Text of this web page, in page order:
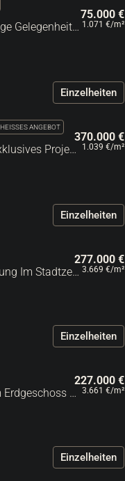
Grožnjan Und Umgebung | Einmalige Gelegenheit | Alte, Historische Ölmühle Mit Freiem Blick
75.000 €
1.071 €/m²
Einzelheiten
HEISSES ANGEBOT
Umag | Investitionsmöglichkeit | Exklusives Projekt Mit 4 Luxuriösen Wohneinheiten
370.000 €
1.039 €/m²
Einzelheiten
Umag | Komplett Renovierte Wohnung Im Stadtzentrum
277.000 €
3.669 €/m²
Einzelheiten
Umag | Voll Möblierte Wohnung Im Erdgeschoss Eines Neueren Gebäudes
227.000 €
3.661 €/m²
Einzelheiten